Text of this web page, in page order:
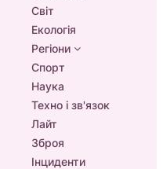
Світ
Екологія
Регіони
Спорт
Наука
Техно і зв'язок
Лайт
Зброя
Інциденти